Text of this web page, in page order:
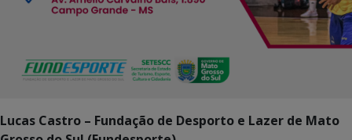
Lucas Castro – Fundação de Desporto e Lazer de Mato